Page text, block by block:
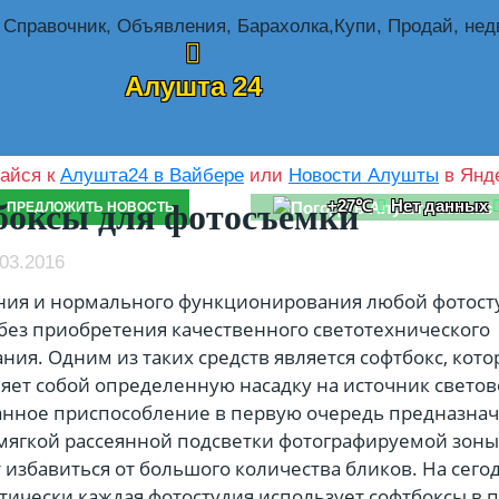
Алушта 24
ПРЕДЛОЖИТЬ НОВОСТЬ +27℃ Нет данных
к Алушта24 в Вайбереили Новости Алушты в
для фотосъемки
и нормального функционирования любой
приобретения качественного светотехнического
Одним из таких средств является софтбокс,
собой определенную насадку на источник
приспособление в первую очередь
рассеянной подсветки фотографируемой
избавиться от большого количества бликов. На